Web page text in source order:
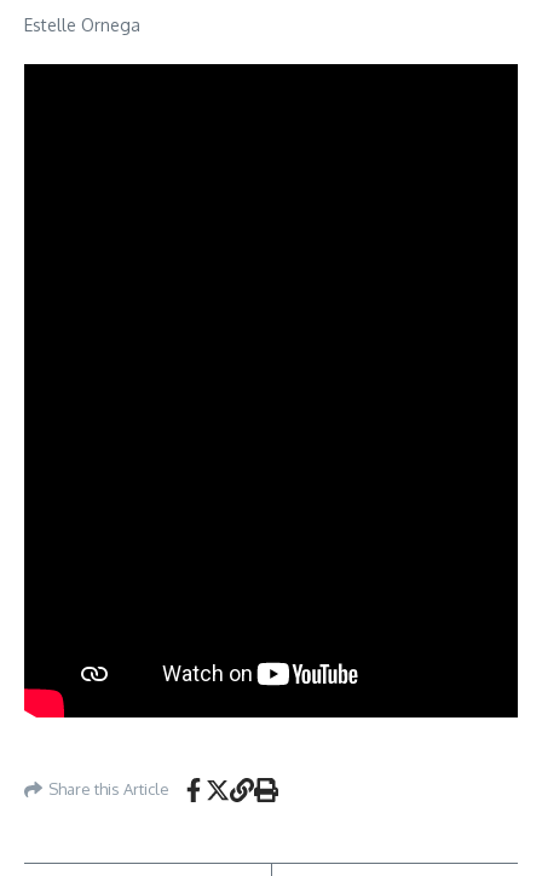
Estelle Ornega
Share this Article